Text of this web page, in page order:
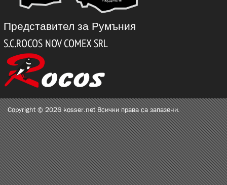
Представител за Румъния
Copyright © 2026 kosser.net Всички права са запазени.